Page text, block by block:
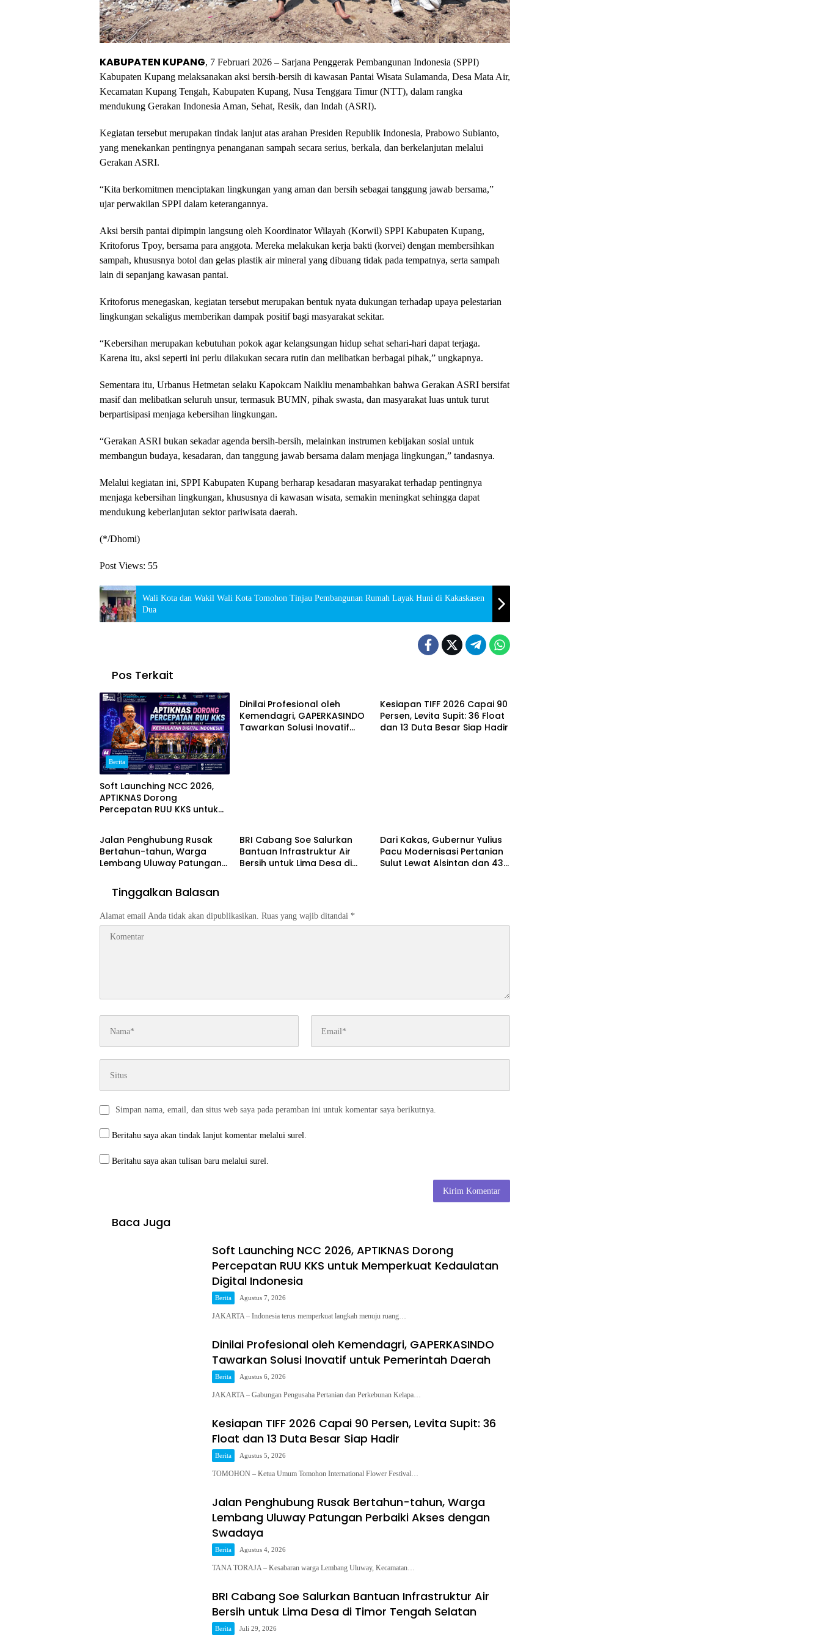
KABUPATEN KUPANG, 7 Februari 2026 – Sarjana Penggerak Pembangunan Indonesia (SPPI)
Kabupaten Kupang melaksanakan aksi bersih-bersih di kawasan Pantai Wisata Sulamanda, Desa Mata Air,
Kecamatan Kupang Tengah, Kabupaten Kupang, Nusa Tenggara Timur (NTT), dalam rangka
mendukung Gerakan Indonesia Aman, Sehat, Resik, dan Indah (ASRI).
Kegiatan tersebut merupakan tindak lanjut atas arahan Presiden Republik Indonesia, Prabowo Subianto,
yang menekankan pentingnya penanganan sampah secara serius, berkala, dan berkelanjutan melalui
Gerakan ASRI.
“Kita berkomitmen menciptakan lingkungan yang aman dan bersih sebagai tanggung jawab bersama,”
ujar perwakilan SPPI dalam keterangannya.
Aksi bersih pantai dipimpin langsung oleh Koordinator Wilayah (Korwil) SPPI Kabupaten Kupang,
Kritoforus Tpoy, bersama para anggota. Mereka melakukan kerja bakti (korvei) dengan membersihkan
sampah, khususnya botol dan gelas plastik air mineral yang dibuang tidak pada tempatnya, serta sampah
lain di sepanjang kawasan pantai.
Kritoforus menegaskan, kegiatan tersebut merupakan bentuk nyata dukungan terhadap upaya pelestarian
lingkungan sekaligus memberikan dampak positif bagi masyarakat sekitar.
“Kebersihan merupakan kebutuhan pokok agar kelangsungan hidup sehat sehari-hari dapat terjaga.
Karena itu, aksi seperti ini perlu dilakukan secara rutin dan melibatkan berbagai pihak,” ungkapnya.
Sementara itu, Urbanus Hetmetan selaku Kapokcam Naikliu menambahkan bahwa Gerakan ASRI bersifat
masif dan melibatkan seluruh unsur, termasuk BUMN, pihak swasta, dan masyarakat luas untuk turut
berpartisipasi menjaga kebersihan lingkungan.
“Gerakan ASRI bukan sekadar agenda bersih-bersih, melainkan instrumen kebijakan sosial untuk
membangun budaya, kesadaran, dan tanggung jawab bersama dalam menjaga lingkungan,” tandasnya.
Melalui kegiatan ini, SPPI Kabupaten Kupang berharap kesadaran masyarakat terhadap pentingnya
menjaga kebersihan lingkungan, khususnya di kawasan wisata, semakin meningkat sehingga dapat
mendukung keberlanjutan sektor pariwisata daerah.
(*/Dhomi)
Post Views: 55
Wali Kota dan Wakil Wali Kota Tomohon Tinjau Pembangunan Rumah Layak Huni di Kakaskasen
Dua
Pos Terkait
Berita
Soft Launching NCC 2026,
APTIKNAS Dorong
Percepatan RUU KKS untuk
Dinilai Profesional oleh
Kemendagri, GAPERKASINDO
Tawarkan Solusi Inovatif
Kesiapan TIFF 2026 Capai 90
Persen, Levita Supit: 36 Float
dan 13 Duta Besar Siap Hadir
Jalan Penghubung Rusak
Bertahun-tahun, Warga
Lembang Uluway Patungan
Swadaya
BRI Cabang Soe Salurkan
Bantuan Infrastruktur Air
Bersih untuk Lima Desa di
Dari Kakas, Gubernur Yulius
Pacu Modernisasi Pertanian
Sulut Lewat Alsintan dan 43
Tinggalkan Balasan
Alamat email Anda tidak akan dipublikasikan. Ruas yang wajib ditandai *
Simpan nama, email, dan situs web saya pada peramban ini untuk komentar saya berikutnya.
Beritahu saya akan tindak lanjut komentar melalui surel.
Beritahu saya akan tulisan baru melalui surel.
Baca Juga
Soft Launching NCC 2026, APTIKNAS Dorong
Percepatan RUU KKS untuk Memperkuat Kedaulatan
Digital Indonesia
Berita Agustus 7, 2026
JAKARTA – Indonesia terus memperkuat langkah menuju ruang…
Dinilai Profesional oleh Kemendagri, GAPERKASINDO
Tawarkan Solusi Inovatif untuk Pemerintah Daerah
Berita Agustus 6, 2026
JAKARTA – Gabungan Pengusaha Pertanian dan Perkebunan Kelapa…
Kesiapan TIFF 2026 Capai 90 Persen, Levita Supit: 36
Float dan 13 Duta Besar Siap Hadir
Berita Agustus 5, 2026
TOMOHON – Ketua Umum Tomohon International Flower Festival…
Jalan Penghubung Rusak Bertahun-tahun, Warga
Lembang Uluway Patungan Perbaiki Akses dengan
Swadaya
Berita Agustus 4, 2026
TANA TORAJA – Kesabaran warga Lembang Uluway, Kecamatan…
BRI Cabang Soe Salurkan Bantuan Infrastruktur Air
Bersih untuk Lima Desa di Timor Tengah Selatan
Berita Juli 29, 2026